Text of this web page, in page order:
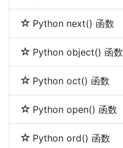
Python next() 函数
Python object() 函数
Python oct() 函数
Python open() 函数
Python ord() 函数